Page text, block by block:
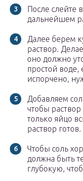
После слейте
дальнейшем
Далее берем
раствор.
оно должно
простой
испорчено,
Добавляем
чтобы
только яйцо
раствор готов.
Чтобы соль
должна быть
глубокую,